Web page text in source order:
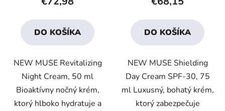
je
3,6
z
hviezdičiek.
DO KOŠÍKA
NEW MUSE Revitalizing
Night Cream, 50 ml
Bioaktívny nočný krém,
ktorý hlboko hydratuje a
je
4,5
z
hviezdičiek.
DO KOŠÍKA
NEW MUSE Shielding
Day Cream SPF-30, 75
ml Luxusný, bohatý krém,
ktorý zabezpečuje